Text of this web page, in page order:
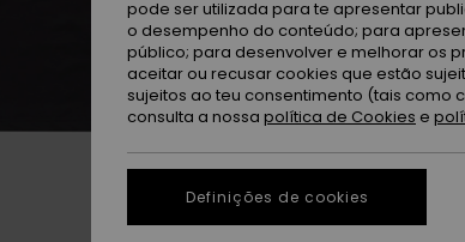
pode ser utilizada para te apresentar
o desempenho do conteúdo; para
público; para desenvolver e melhorar os
aceitar ou recusar cookies que estão
sujeitos ao teu consentimento (tais como
consulta a nossa política de Cookies e
Definições de cookies